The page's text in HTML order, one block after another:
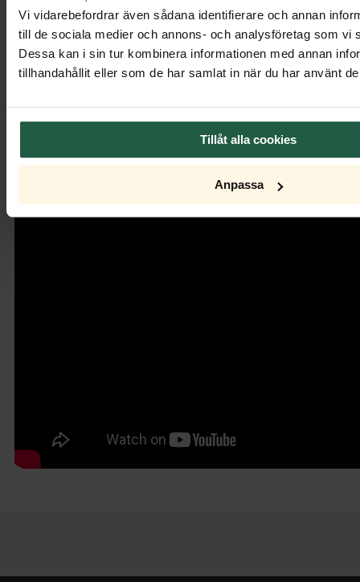
Vi vidarebefordrar även sådana identifierare och annan
till de sociala medier och annons- och analysföretag som vi
Dessa kan i sin tur kombinera informationen med annan
tillhandahållit eller som de har samlat in när du har använt
Tillåt alla cookies
Anpassa